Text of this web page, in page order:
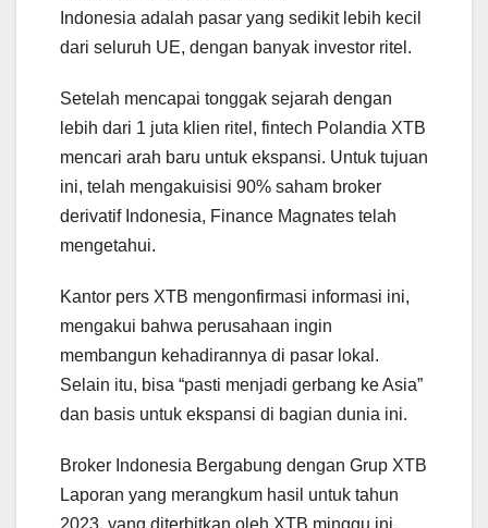
Indonesia adalah pasar yang sedikit lebih kecil
dari seluruh UE, dengan banyak investor ritel.
Setelah mencapai tonggak sejarah dengan
lebih dari 1 juta klien ritel, fintech Polandia XTB
mencari arah baru untuk ekspansi. Untuk tujuan
ini, telah mengakuisisi 90% saham broker
derivatif Indonesia, Finance Magnates telah
mengetahui.
Kantor pers XTB mengonfirmasi informasi ini,
mengakui bahwa perusahaan ingin
membangun kehadirannya di pasar lokal.
Selain itu, bisa “pasti menjadi gerbang ke Asia”
dan basis untuk ekspansi di bagian dunia ini.
Broker Indonesia Bergabung dengan Grup XTB
Laporan yang merangkum hasil untuk tahun
2023, yang diterbitkan oleh XTB minggu ini,